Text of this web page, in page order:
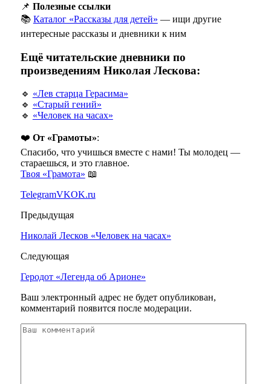
📌 Полезные ссылки
📚 Каталог «Рассказы для детей» — ищи другие
интересные рассказы и дневники к ним
Ещё читательские дневники по
произведениям Николая Лескова:
🔹 «Лев старца Герасима»
🔹 «Старый гений»
🔹 «Человек на часах»
❤️ От «Грамоты»:
Спасибо, что учишься вместе с нами! Ты молодец —
стараешься, и это главное.
Твоя «Грамота» 📖
TelegramVKOK.ru
Предыдущая
Николай Лесков «Человек на часах»
Следующая
Геродот «Легенда об Арионе»
Ваш электронный адрес не будет опубликован,
комментарий появится после модерации.